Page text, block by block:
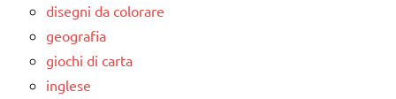
disegni da colorare
geografia
giochi di carta
inglese